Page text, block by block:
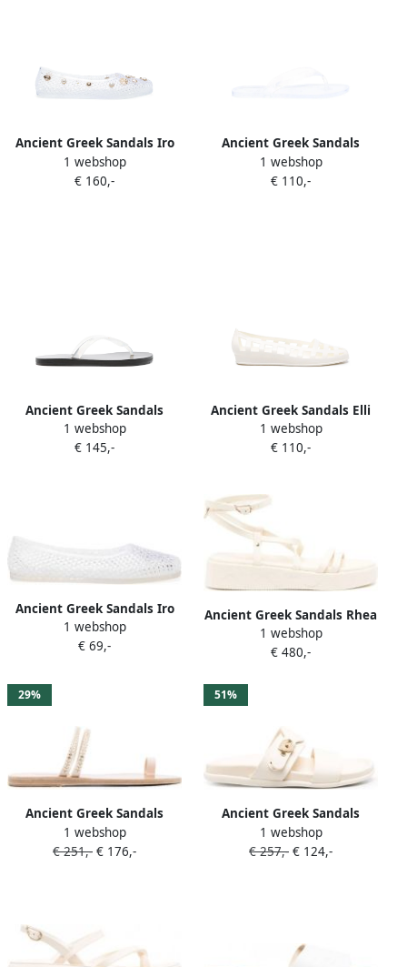
Ancient Greek Sandals Iro
ballerina's Wit
1 webshop
€ 160,-
Ancient Greek Sandals
Doorzichtige teenslippers
Wit
1 webshop
€ 110,-
Ancient Greek Sandals
Saionara Jelly teenslippers
Wit
1 webshop
€ 145,-
Ancient Greek Sandals Elli
jelly ballerina's Wit
1 webshop
€ 110,-
Ancient Greek Sandals Iro
jelly ballerina's Wit
1 webshop
€ 69,-
Ancient Greek Sandals Rhea
leren sandalen Wit
1 webshop
€ 480,-
29%
Ancient Greek Sandals
Slippers met open neus Wit
1 webshop
€ 251,- € 176,-
51%
Ancient Greek Sandals
Latria sandalen met gesp
Wit
1 webshop
€ 257,- € 124,-